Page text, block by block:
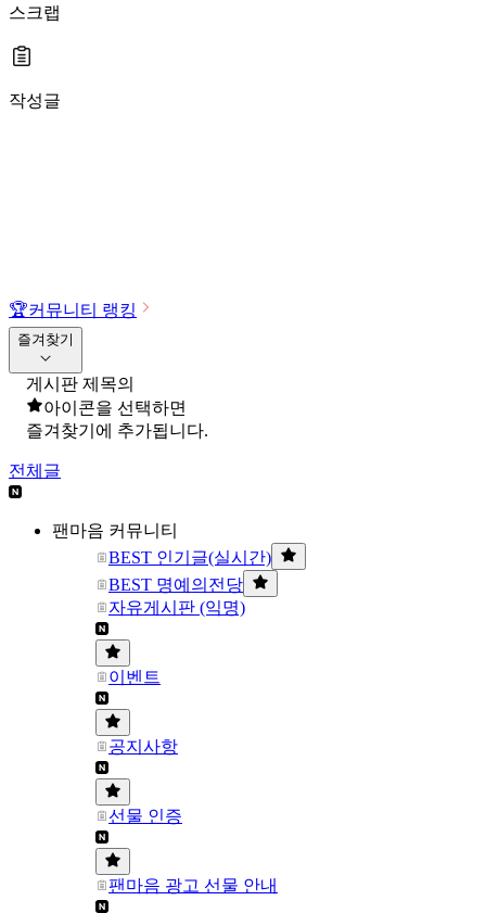
스크랩
작성글
🏆커뮤니티 랭킹
즐겨찾기
게시판 제목의
아이콘을 선택하면
즐겨찾기에 추가됩니다.
전체글
팬마음 커뮤니티
BEST 인기글(실시간)
BEST 명예의전당
자유게시판 (익명)
이벤트
공지사항
선물 인증
팬마음 광고 선물 안내